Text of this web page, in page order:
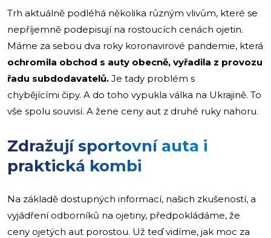
Trh aktuálně podléhá několika různým vlivům, které se
nepříjemně podepisují na rostoucích cenách ojetin.
Máme za sebou dva roky koronavirové pandemie, která
ochromila obchod s auty obecně, vyřadila z provozu
řadu subdodavatelů. Je tady problém s
chybějícími čipy. A do toho vypukla válka na Ukrajině. To
vše spolu souvisí. A žene ceny aut z druhé ruky nahoru.
Zdražují sportovní auta i
praktická kombi
Na základě dostupných informací, našich zkušeností, a
vyjádření odborníků na ojetiny, předpokládáme, že
ceny ojetých aut porostou. Už teď vidíme, jak moc za